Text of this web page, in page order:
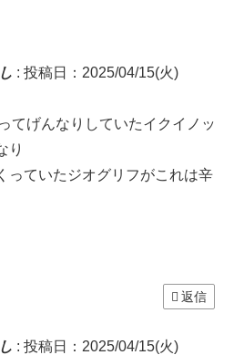
: 投稿日：2025/04/15(火)
てげんなりしていたイクイノッ
り
っていたジオグリフがこれは辛
返信
: 投稿日：2025/04/15(火)